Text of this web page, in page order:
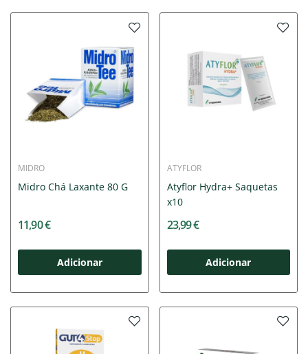
MIDRO
Midro Chá Laxante 80 G
11,90 €
Adicionar
ATYFLOR
Atyflor Hydra+ Saquetas
x10
23,99 €
Adicionar